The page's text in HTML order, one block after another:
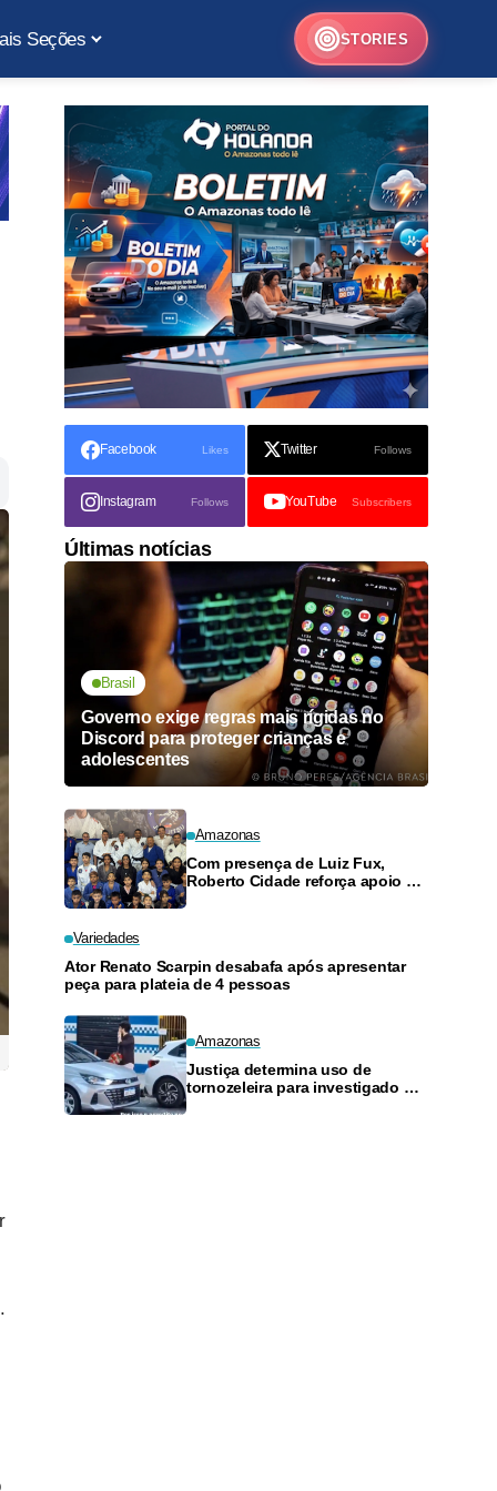
Seções STORIES
Facebook Likes Twitter Follows
Instagram Follows YouTube Subscribers
Últimas notícias
Brasil
Governo exige regras mais rígidas no
Discord para proteger crianças e
adolescentes
Amazonas
Com presença de Luiz Fux,
Roberto Cidade reforça apoio a
Variedades
Ator Renato Scarpin desabafa após apresentar
peça para plateia de 4 pessoas
Amazonas
Justiça determina uso de
tornozeleira para investigado por